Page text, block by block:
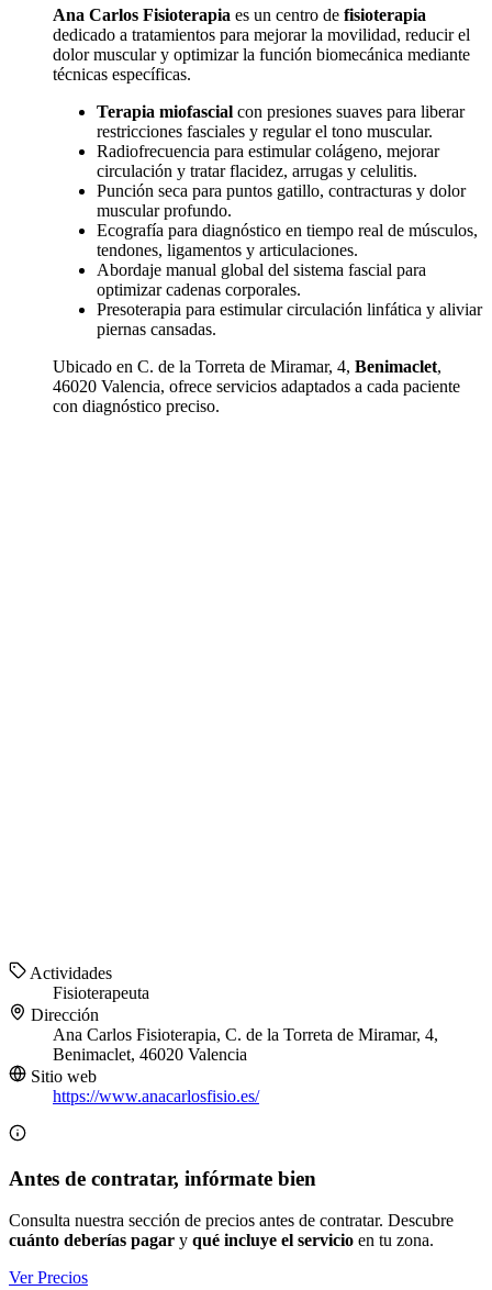
Ana Carlos Fisioterapia es un centro de fisioterapia
dedicado a tratamientos para mejorar la movilidad, reducir el
dolor muscular y optimizar la función biomecánica mediante
técnicas específicas.
Terapia miofascial con presiones suaves para liberar
restricciones fasciales y regular el tono muscular.
Radiofrecuencia para estimular colágeno, mejorar
circulación y tratar flacidez, arrugas y celulitis.
Punción seca para puntos gatillo, contracturas y dolor
muscular profundo.
Ecografía para diagnóstico en tiempo real de músculos,
tendones, ligamentos y articulaciones.
Abordaje manual global del sistema fascial para
optimizar cadenas corporales.
Presoterapia para estimular circulación linfática y aliviar
piernas cansadas.
Ubicado en C. de la Torreta de Miramar, 4, Benimaclet,
46020 Valencia, ofrece servicios adaptados a cada paciente
con diagnóstico preciso.
Actividades
Fisioterapeuta
Dirección
Ana Carlos Fisioterapia, C. de la Torreta de Miramar, 4,
Benimaclet, 46020 Valencia
Sitio web
https://www.anacarlosfisio.es/
Antes de contratar, infórmate bien
Consulta nuestra sección de precios antes de contratar. Descubre
cuánto deberías pagar y qué incluye el servicio en tu zona.
Ver Precios